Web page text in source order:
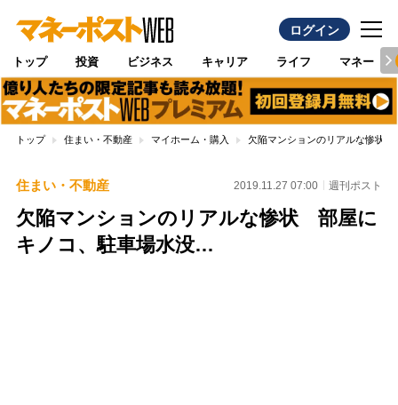
ログイン
トップ 投資 ビジネス キャリア ライフ マネー
トップ 住まい・不動産 マイホーム・購入 欠陥マンションのリアルな惨状
住まい・不動産 2019.11.27 07:00 週刊ポスト
欠陥マンションのリアルな惨状 部屋に
キノコ、駐車場水没…